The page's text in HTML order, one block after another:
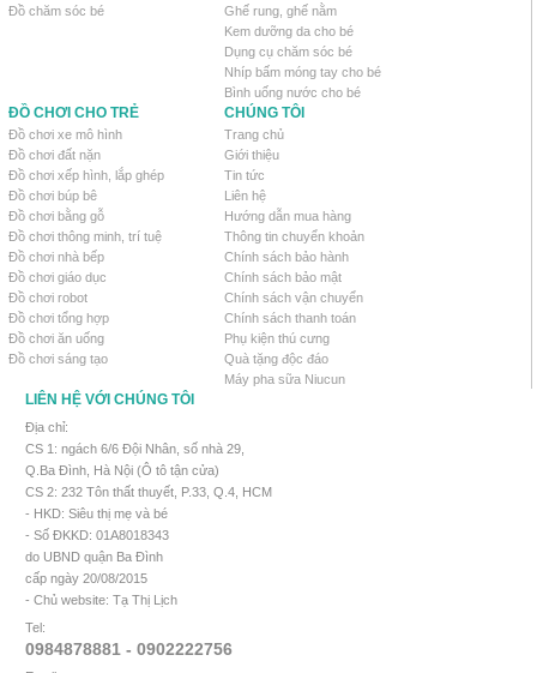
Đồ chăm sóc bé
Ghế rung, ghế nằm
Kem dưỡng da cho bé
Dụng cụ chăm sóc bé
Nhíp bấm móng tay cho bé
Bình uống nước cho bé
ĐỒ CHƠI CHO TRẺ
Đồ chơi xe mô hình
Đồ chơi đất nặn
Đồ chơi xếp hình, lắp ghép
Đồ chơi búp bê
Đồ chơi bằng gỗ
Đồ chơi thông minh, trí tuệ
Đồ chơi nhà bếp
Đồ chơi giáo dục
Đồ chơi robot
Đồ chơi tổng hợp
Đồ chơi ăn uống
Đồ chơi sáng tạo
CHÚNG TÔI
Trang chủ
Giới thiệu
Tin tức
Liên hệ
Hướng dẫn mua hàng
Thông tin chuyển khoản
Chính sách bảo hành
Chính sách bảo mật
Chính sách vận chuyển
Chính sách thanh toán
Phụ kiện thú cưng
Quà tặng độc đáo
Máy pha sữa Niucun
LIÊN HỆ VỚI CHÚNG TÔI
Địa chỉ:
CS 1: ngách 6/6 Đội Nhân, số nhà 29,
Q.Ba Đình, Hà Nội (Ô tô tận cửa)
CS 2: 232 Tôn thất thuyết, P.33, Q.4, HCM
- HKD: Siêu thị mẹ và bé
- Số ĐKKD: 01A8018343
do UBND quận Ba Đình
cấp ngày 20/08/2015
- Chủ website: Tạ Thị Lịch
Tel:
0984878881 - 0902222756